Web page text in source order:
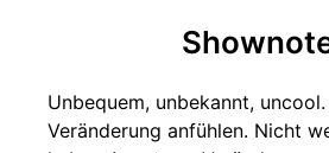
Unbequem, unbekannt,
Veränderung anfühlen. Nicht